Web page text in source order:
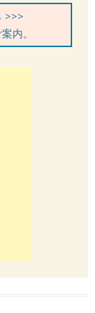
>>>
内。